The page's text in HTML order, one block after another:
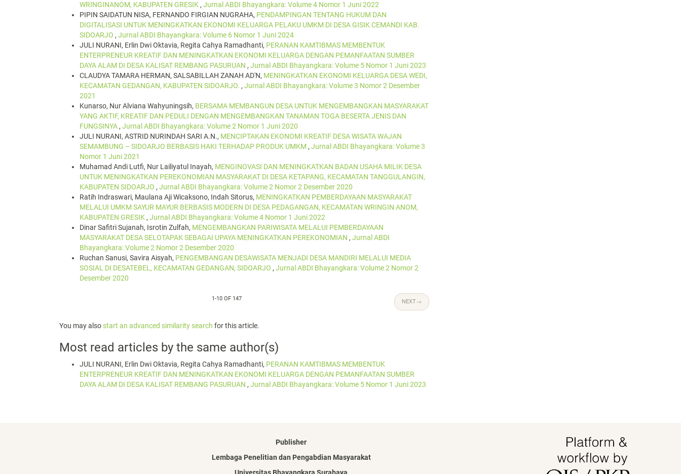
WRINGINANOM, KABUPATEN GRESIK , Jurnal ABDI Bhayangkara: Volume 4 Nomor 1 Juni 2022
PIPIN SAIDATUN NISA, FERNANDO FIRGIAN NUGRAHA, PENDAMPINGAN TENTANG HUKUM DAN
DIGITALISASI UNTUK MENINGKATKAN EKONOMI KELUARGA PELAKU UMKM DI DESA GISIK CEMANDI KAB.
SIDOARJO , Jurnal ABDI Bhayangkara: Volume 6 Nomor 1 Juni 2024
JULI NURANI, Erlin Dwi Oktavia, Regita Cahya Ramadhanti, PERANAN KAMTIBMAS MEMBENTUK
ENTERPRENEUR KREATIF DAN MENINGKATKAN EKONOMI KELUARGA DENGAN PEMANFAATAN SUMBER
DAYA ALAM DI DESA KALISAT REMBANG PASURUAN , Jurnal ABDI Bhayangkara: Volume 5 Nomor 1 Juni 2023
CLAUDYA TAMARA HERMAN, SALSABILLAH ZANAH AD'N, MENINGKATKAN EKONOMI KELUARGA DESA WEDI,
KECAMATAN GEDANGAN, KABUPATEN SIDOARJO. , Jurnal ABDI Bhayangkara: Volume 3 Nomor 2 Desember
2021
Kunarso, Nur Alviana Wahyuningsih, BERSAMA MEMBANGUN DESA UNTUK MENGEMBANGKAN MASYARAKAT
YANG AKTIF, KREATIF DAN PEDULI DENGAN MENGEMBANGKAN TANAMAN TOGA BESERTA JENIS DAN
FUNGSINYA , Jurnal ABDI Bhayangkara: Volume 2 Nomor 1 Juni 2020
JULI NURANI, ASTRID NURINDAH SARI A.N., MENCIPTAKAN EKONOMI KREATIF DESA WISATA WAJAN
SEMAMBUNG – SIDOARJO BERBASIS HAKI TERHADAP PRODUK UMKM , Jurnal ABDI Bhayangkara: Volume 3
Nomor 1 Juni 2021
Muhamad Andi Lutfi, Nur Lailiyatul Inayah, MENGINOVASI DAN MENINGKATKAN BADAN USAHA MILIK DESA
UNTUK MENINGKATKAN PEREKONOMIAN MASYARAKAT DI DESA KETAPANG, KECAMATAN TANGGULANGIN,
KABUPATEN SIDOARJO , Jurnal ABDI Bhayangkara: Volume 2 Nomor 2 Desember 2020
Ratih Indraswari, Maulana Aji Wicaksono, Indah Sitorus, MENINGKATKAN PEMBERDAYAAN MASYARAKAT
MELALUI UMKM SAYUR MAYUR BERBASIS MODERN DI DESA PEDAGANGAN, KECAMATAN WRINGIN ANOM,
KABUPATEN GRESIK , Jurnal ABDI Bhayangkara: Volume 4 Nomor 1 Juni 2022
Dinar Safitri Sujanah, Isrotin Zulfah, MENGEMBANGKAN PARIWISATA MELALUI PEMBERDAYAAN
MASYARAKAT DESA SELOTAPAK SEBAGAI UPAYA MENINGKATKAN PEREKONOMIAN , Jurnal ABDI
Bhayangkara: Volume 2 Nomor 2 Desember 2020
Ruchan Sanusi, Savira Aisyah, PENGEMBANGAN DESAWISATA MENJADI DESA MANDIRI MELALUI MEDIA
SOSIAL DI DESATEBEL, KECAMATAN GEDANGAN, SIDOARJO , Jurnal ABDI Bhayangkara: Volume 2 Nomor 2
Desember 2020
1-10 OF 147 NEXT→
You may also start an advanced similarity search for this article.
Most read articles by the same author(s)
JULI NURANI, Erlin Dwi Oktavia, Regita Cahya Ramadhanti, PERANAN KAMTIBMAS MEMBENTUK
ENTERPRENEUR KREATIF DAN MENINGKATKAN EKONOMI KELUARGA DENGAN PEMANFAATAN SUMBER
DAYA ALAM DI DESA KALISAT REMBANG PASURUAN , Jurnal ABDI Bhayangkara: Volume 5 Nomor 1 Juni 2023
Publisher
Lembaga Penelitian dan Pengabdian Masyarakat